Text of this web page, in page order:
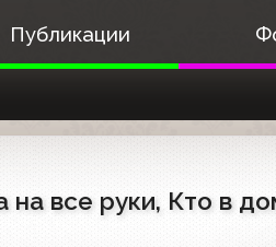
Публикации
все руки, Кто в